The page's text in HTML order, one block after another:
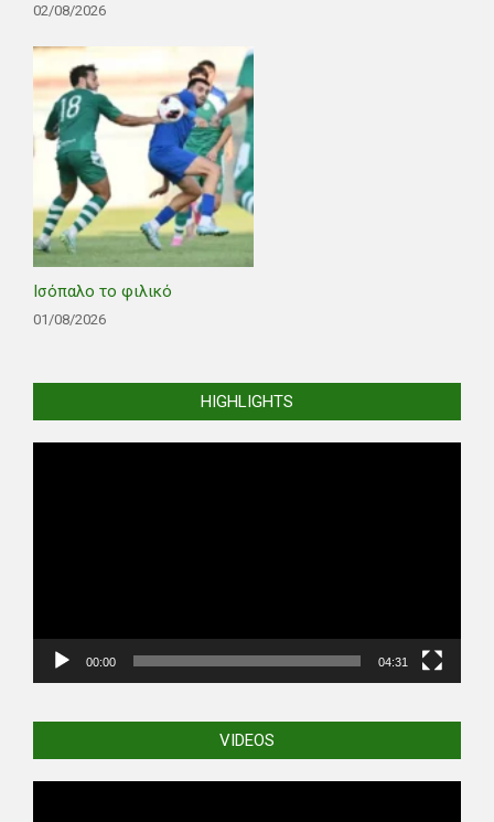
02/08/2026
Ισόπαλο το φιλικό
01/08/2026
HIGHLIGHTS
00:00 04:31
VIDEOS